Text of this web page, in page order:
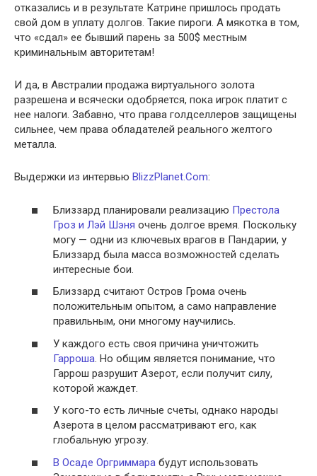
отказались и в результате Катрине пришлось продать
свой дом в уплату долгов. Такие пироги. А мякотка в том,
что «сдал» ее бывший парень за 500$ местным
криминальным авторитетам!
И да, в Австралии продажа виртуального золота
разрешена и всячески одобряется, пока игрок платит с
нее налоги. Забавно, что права голдселлеров защищены
сильнее, чем права обладателей реального желтого
металла.
Выдержки из интервью BlizzPlanet.Com:
Близзард планировали реализацию Престола
Гроз и Лэй Шэня очень долгое время. Поскольку
могу — одни из ключевых врагов в Пандарии, у
Близзард была масса возможностей сделать
интересные бои.
Близзард считают Остров Грома очень
положительным опытом, а само направление
правильным, они многому научились.
У каждого есть своя причина уничтожить
Гарроша . Но общим является понимание, что
Гаррош разрушит Азерот, если получит силу,
которой жаждет.
У кого-то есть личные счеты, однако народы
Азерота в целом рассматривают его, как
глобальную угрозу.
В Осаде Оргриммара будут использовать